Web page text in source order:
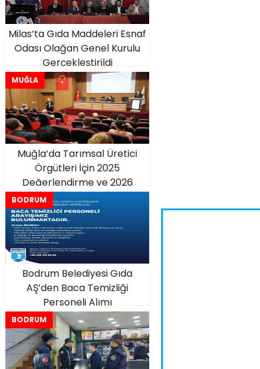
Milas’ta Gıda Maddeleri Esnaf
Odası Olağan Genel Kurulu
Gerçekleştirildi
MUĞLA
Muğla’da Tarımsal Üretici
Örgütleri İçin 2025
Değerlendirme ve 2026
Planlama Toplantısı Yapıldı
BODRUM
Bodrum Belediyesi Gıda
AŞ’den Baca Temizliği
Personeli Alımı
BODRUM